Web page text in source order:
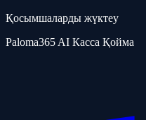
Қосымшаларды жүктеу
Paloma365 AI Касса Қойма